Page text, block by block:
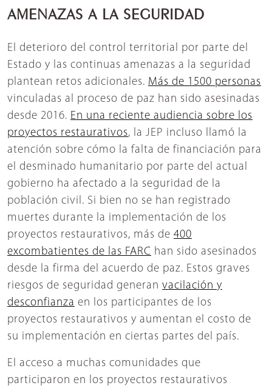
AMENAZAS A LA SEGURIDAD
El deterioro del control territorial por parte del
Estado y las continuas amenazas a la seguridad
plantean retos adicionales. Más de 1500 personas
vinculadas al proceso de paz han sido asesinadas
desde 2016. En una reciente audiencia sobre los
proyectos restaurativos, la JEP incluso llamó la
atención sobre cómo la falta de financiación para
el desminado humanitario por parte del actual
gobierno ha afectado a la seguridad de la
población civil. Si bien no se han registrado
muertes durante la implementación de los
proyectos restaurativos, más de 400
excombatientes de las FARC han sido asesinados
desde la firma del acuerdo de paz. Estos graves
riesgos de seguridad generan vacilación y
desconfianza en los participantes de los
proyectos restaurativos y aumentan el costo de
su implementación en ciertas partes del país.
El acceso a muchas comunidades que
participaron en los proyectos restaurativos